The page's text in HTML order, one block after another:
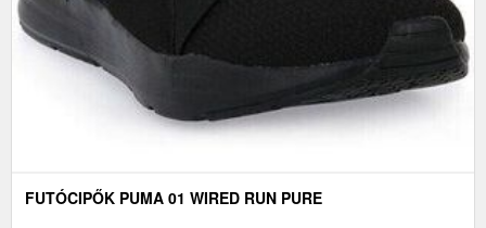
FUTÓCIPŐK PUMA 01 WIRED RUN PURE